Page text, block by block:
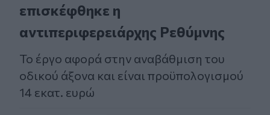
επισκέφθηκε η
αντιπεριφερειάρχης Ρεθύμνης
Το έργο αφορά στην αναβάθμιση του
οδικού άξονα και είναι προϋπολογισμού
14 εκατ. ευρώ